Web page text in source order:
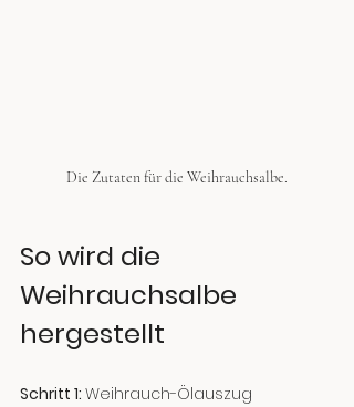
Die Zutaten für die Weihrauchsalbe.
So wird die
Weihrauchsalbe
hergestellt
Schritt 1: Weihrauch-Ölauszug